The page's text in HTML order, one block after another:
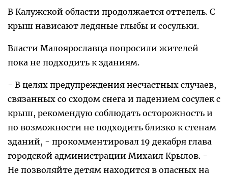
В Калужской области продолжается оттепель. С
крыш нависают ледяные глыбы и сосульки.
Власти Малоярославца попросили жителей
пока не подходить к зданиям.
- В целях предупреждения несчастных случаев,
связанных со сходом снега и падением сосулек с
крыш, рекомендую соблюдать осторожность и
по возможности не подходить близко к стенам
зданий, - прокомментировал 19 декабря глава
городской администрации Михаил Крылов. -
Не позволяйте детям находится в опасных на